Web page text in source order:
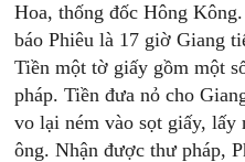
Hoa, thống đốc Hông
báo Phiêu là 17 giờ Giang
Tiền một tờ giấy gồm một
pháp. Tiền đưa nỏ cho
vo lại ném vào sọt giấy,
ông. Nhận được thư pháp,